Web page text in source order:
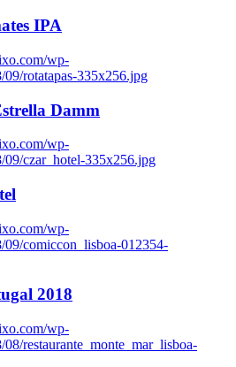
IPA
wp-
09/rotatapas-335x256.jpg
Damm
wp-
09/czar_hotel-335x256.jpg
wp-
09/comiccon_lisboa-012354-
2018
wp-
restaurante_monte_mar_lisboa-